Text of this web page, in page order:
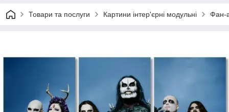
Товари та послуги Картини інтер'єрні модульні Фан-